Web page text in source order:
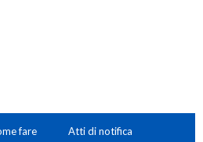
fare Atti di notifica